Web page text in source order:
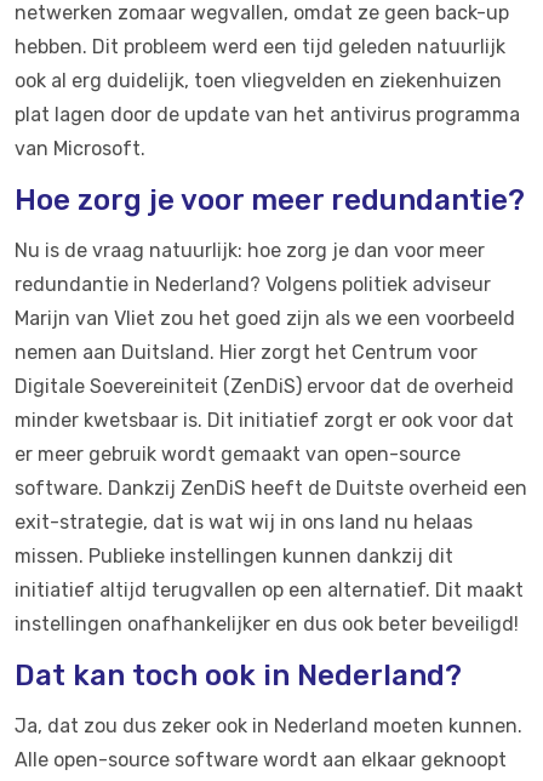
netwerken zomaar wegvallen, omdat ze geen back-up
hebben. Dit probleem werd een tijd geleden natuurlijk
ook al erg duidelijk, toen vliegvelden en ziekenhuizen
plat lagen door de update van het antivirus programma
van Microsoft.
Hoe zorg je voor meer redundantie?
Nu is de vraag natuurlijk: hoe zorg je dan voor meer
redundantie in Nederland? Volgens politiek adviseur
Marijn van Vliet zou het goed zijn als we een voorbeeld
nemen aan Duitsland. Hier zorgt het Centrum voor
Digitale Soevereiniteit (ZenDiS) ervoor dat de overheid
minder kwetsbaar is. Dit initiatief zorgt er ook voor dat
er meer gebruik wordt gemaakt van open-source
software. Dankzij ZenDiS heeft de Duitste overheid een
exit-strategie, dat is wat wij in ons land nu helaas
missen. Publieke instellingen kunnen dankzij dit
initiatief altijd terugvallen op een alternatief. Dit maakt
instellingen onafhankelijker en dus ook beter beveiligd!
Dat kan toch ook in Nederland?
Ja, dat zou dus zeker ook in Nederland moeten kunnen.
Alle open-source software wordt aan elkaar geknoopt